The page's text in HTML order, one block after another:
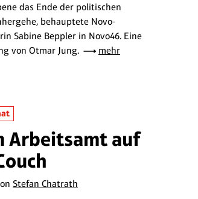
das Ende der politischen
behauptete Novo-
Sabine Beppler in Novo46. Eine
von Otmar Jung.
mehr
Arbeitsamt auf
Stefan Chatrath